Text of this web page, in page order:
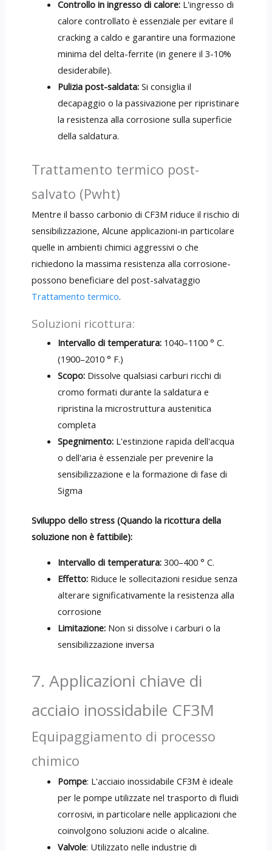
Controllo in ingresso di calore: L'ingresso di
calore controllato è essenziale per evitare il
cracking a caldo e garantire una formazione
minima del delta-ferrite (in genere il 3-10%
desiderabile).
Pulizia post-saldata: Si consiglia il
decapaggio o la passivazione per ripristinare
la resistenza alla corrosione sulla superficie
della saldatura.
Trattamento termico post-
salvato (Pwht)
Mentre il basso carbonio di CF3M riduce il rischio di
sensibilizzazione, Alcune applicazioni-in particolare
quelle in ambienti chimici aggressivi o che
richiedono la massima resistenza alla corrosione-
possono beneficiare del post-salvataggio
Trattamento termico.
Soluzioni ricottura:
Intervallo di temperatura: 1040–1100 ° C.
(1900–2010 ° F.)
Scopo: Dissolve qualsiasi carburi ricchi di
cromo formati durante la saldatura e
ripristina la microstruttura austenitica
completa
Spegnimento: L'estinzione rapida dell'acqua
o dell'aria è essenziale per prevenire la
sensibilizzazione e la formazione di fase di
Sigma
Sviluppo dello stress (Quando la ricottura della
soluzione non è fattibile):
Intervallo di temperatura: 300–400 ° C.
Effetto: Riduce le sollecitazioni residue senza
alterare significativamente la resistenza alla
corrosione
Limitazione: Non si dissolve i carburi o la
sensibilizzazione inversa
7. Applicazioni chiave di
acciaio inossidabile CF3M
Equipaggiamento di processo
chimico
Pompe: L'acciaio inossidabile CF3M è ideale
per le pompe utilizzate nel trasporto di fluidi
corrosivi, in particolare nelle applicazioni che
coinvolgono soluzioni acide o alcaline.
Valvole: Utilizzato nelle industrie di